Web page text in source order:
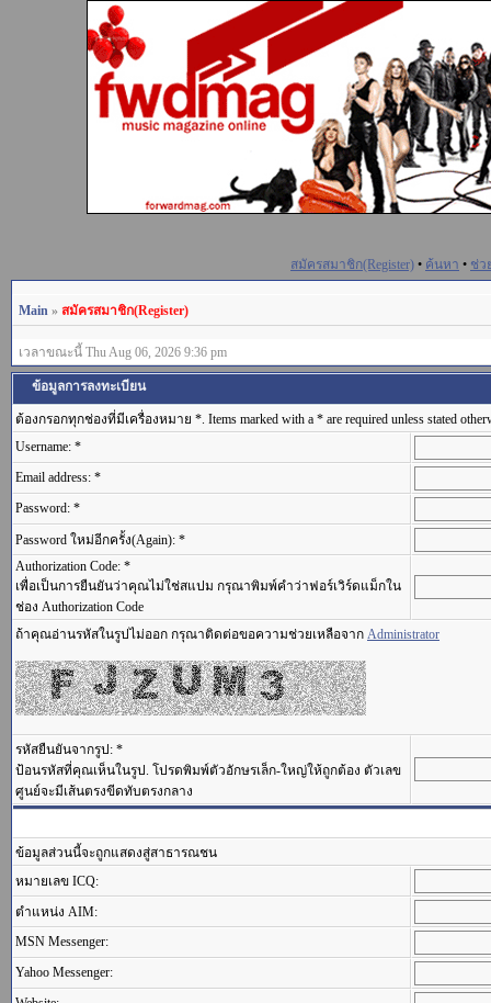
สมัครสมาชิก(Register) • ค้นหา • ช่ว
Main » สมัครสมาชิก(Register)
เวลาขณะนี้ Thu Aug 06, 2026 9:36 pm
ข้อมูลการลงทะเบียน
ต้องกรอกทุกช่องที่มีเครื่องหมาย *. Items marked with a * are required unless stated
Username: *
Email address: *
Password: *
Password ใหม่อีกครั้ง(Again): *
Authorization Code: *
เพื่อเป็นการยืนยันว่าคุณไม่ใช่สแปม กรุณาพิมพ์คำว่าฟอร์เวิร์ดแม็กใน
ช่อง Authorization Code
ถ้าคุณอ่านรหัสในรูปไม่ออก กรุณาติดต่อขอความช่วยเหลือจาก Administrator
รหัสยืนยันจากรูป: *
ป้อนรหัสที่คุณเห็นในรูป. โปรดพิมพ์ตัวอักษรเล็ก-ใหญ่ให้ถูกต้อง ตัวเลข
ศูนย์จะมีเส้นตรงขีดทับตรงกลาง
ข้อมูลส่วนนี้จะถูกแสดงสู่สาธารณชน
หมายเลข ICQ:
ตำแหน่ง AIM:
MSN Messenger:
Yahoo Messenger: